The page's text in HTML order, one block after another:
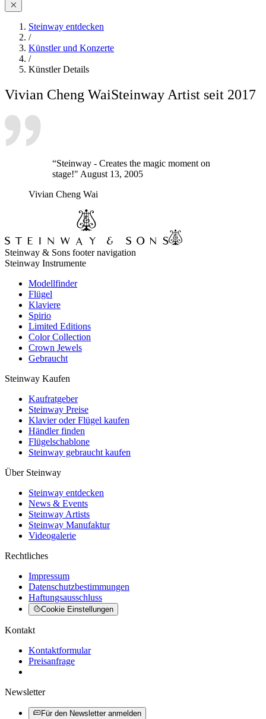
Steinway entdecken
/
Künstler und Konzerte
/
Künstler Details
Vivian Cheng WaiSteinway Artist seit 2017
“Steinway - Creates the magic moment on
stage!" August 13, 2005
Vivian Cheng Wai
Steinway & Sons footer navigation
Steinway Instrumente
Modellfinder
Flügel
Klaviere
Spirio
Limited Editions
Color Collection
Crown Jewels
Gebraucht
Steinway Kaufen
Kaufratgeber
Steinway Preise
Klavier oder Flügel kaufen
Händler finden
Flügelschablone
Steinway gebraucht kaufen
Über Steinway
Steinway entdecken
News & Events
Steinway Artists
Steinway Manufaktur
Videogalerie
Rechtliches
Impressum
Datenschutzbestimmungen
Haftungsausschluss
Cookie Einstellungen
Kontakt
Kontaktformular
Preisanfrage
Newsletter
Für den Newsletter anmelden